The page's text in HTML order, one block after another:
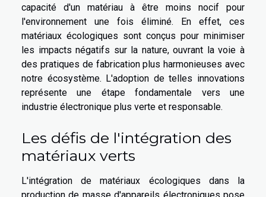
capacité d'un matériau à être moins nocif pour
l'environnement une fois éliminé. En effet, ces
matériaux écologiques sont conçus pour minimiser
les impacts négatifs sur la nature, ouvrant la voie à
des pratiques de fabrication plus harmonieuses avec
notre écosystème. L'adoption de telles innovations
représente une étape fondamentale vers une
industrie électronique plus verte et responsable.
Les défis de l'intégration des
matériaux verts
L'intégration de matériaux écologiques dans la